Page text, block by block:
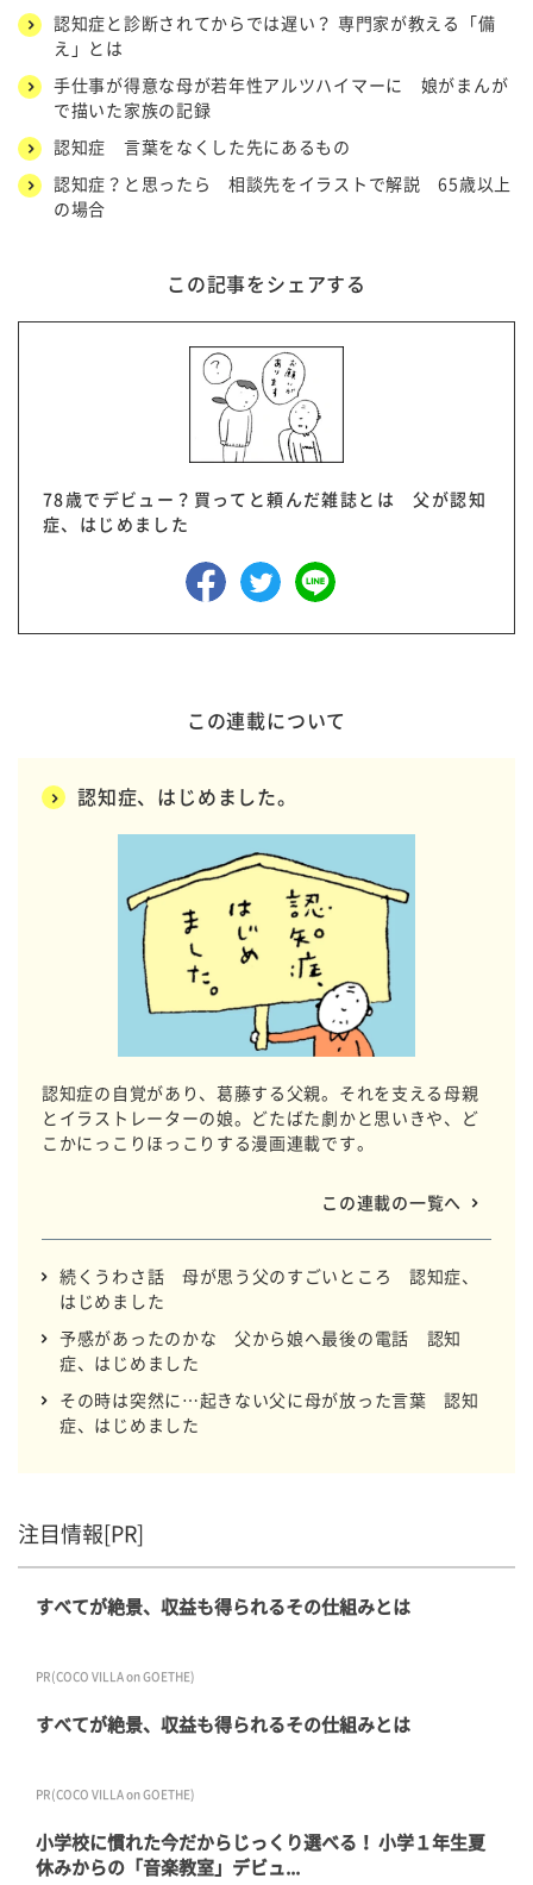
認知症と診断されてからでは遅い？ 専門家が教える「備
え」とは
手仕事が得意な母が若年性アルツハイマーに 娘がまんが
で描いた家族の記録
認知症 言葉をなくした先にあるもの
認知症？と思ったら 相談先をイラストで解説 65歳以上
の場合
この記事をシェアする
78歳でデビュー？買ってと頼んだ雑誌とは 父が認知
症、はじめました
この連載について
認知症、はじめました。
認知症の自覚があり、葛藤する父親。それを支える母親
とイラストレーターの娘。どたばた劇かと思いきや、ど
こかにっこりほっこりする漫画連載です。
この連載の一覧へ
続くうわさ話 母が思う父のすごいところ 認知症、
はじめました
予感があったのかな 父から娘へ最後の電話 認知
症、はじめました
その時は突然に…起きない父に母が放った言葉 認知
症、はじめました
注目情報[PR]
すべてが絶景、収益も得られるその仕組みとは
PR(COCO VILLA on GOETHE)
すべてが絶景、収益も得られるその仕組みとは
PR(COCO VILLA on GOETHE)
小学校に慣れた今だからじっくり選べる！ 小学１年生夏
休みからの「音楽教室」デビュ...